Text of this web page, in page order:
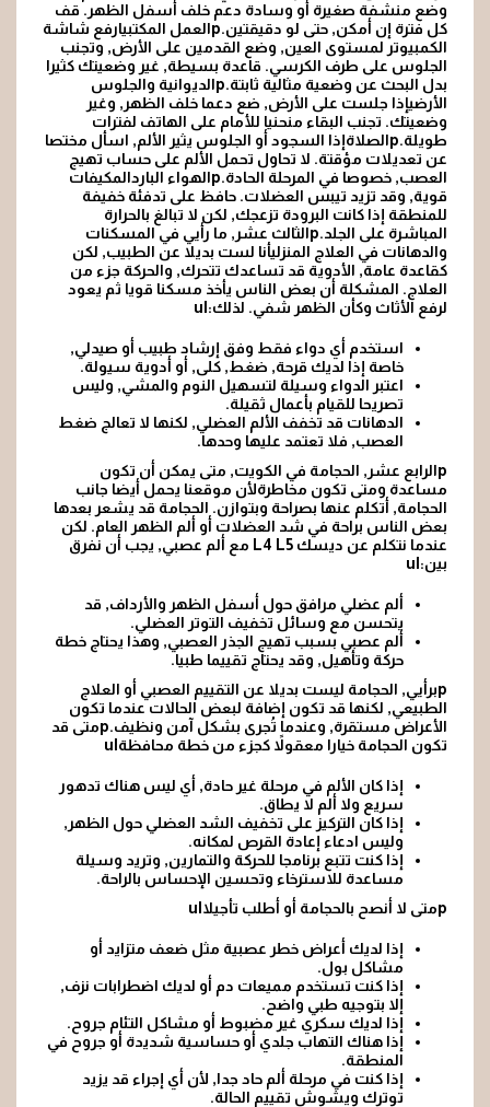
وضع منشفة صغيرة أو وسادة دعم خلف أسفل الظهر. قف
كل فترة إن أمكن, حتى لو دقيقتين.pالعمل المكتبيارفع شاشة
الكمبيوتر لمستوى العين, وضع القدمين على الأرض, وتجنب
الجلوس على طرف الكرسي. قاعدة بسيطة, غير وضعيتك كثيرا
بدل البحث عن وضعية مثالية ثابتة.pالديوانية والجلوس
الأرضيإذا جلست على الأرض, ضع دعما خلف الظهر, وغير
وضعيتك. تجنب البقاء منحنيا للأمام على الهاتف لفترات
طويلة.pالصلاةإذا السجود أو الجلوس يثير الألم, اسأل مختصا
عن تعديلات مؤقتة. لا تحاول تحمل الألم على حساب تهيج
العصب, خصوصا في المرحلة الحادة.pالهواء الباردالمكيفات
قوية, وقد تزيد تيبس العضلات. حافظ على تدفئة خفيفة
للمنطقة إذا كانت البرودة تزعجك, لكن لا تبالغ بالحرارة
المباشرة على الجلد.pالثالث عشر, ما رأيي في المسكنات
والدهانات في العلاج المنزليأنا لست بديلا عن الطبيب, لكن
كقاعدة عامة, الأدوية قد تساعدك تتحرك, والحركة جزء من
العلاج. المشكلة أن بعض الناس يأخذ مسكنا قويا ثم يعود
لرفع الأثاث وكأن الظهر شفي. لذلك:ul
استخدم أي دواء فقط وفق إرشاد طبيب أو صيدلي,
خاصة إذا لديك قرحة, ضغط, كلى, أو أدوية سيولة.
اعتبر الدواء وسيلة لتسهيل النوم والمشي, وليس
تصريحا للقيام بأعمال ثقيلة.
الدهانات قد تخفف الألم العضلي, لكنها لا تعالج ضغط
العصب, فلا تعتمد عليها وحدها.
pالرابع عشر, الحجامة في الكويت, متى يمكن أن تكون
مساعدة ومتى تكون مخاطرةلأن موقعنا يحمل أيضا جانب
الحجامة, أتكلم عنها بصراحة وبتوازن. الحجامة قد يشعر بعدها
بعض الناس براحة في شد العضلات أو ألم الظهر العام. لكن
عندما نتكلم عن ديسك L4 L5 مع ألم عصبي, يجب أن نفرق
بين:ul
ألم عضلي مرافق حول أسفل الظهر والأرداف, قد
يتحسن مع وسائل تخفيف التوتر العضلي.
ألم عصبي بسبب تهيج الجذر العصبي, وهذا يحتاج خطة
حركة وتأهيل, وقد يحتاج تقييما طبيا.
pبرأيي, الحجامة ليست بديلا عن التقييم العصبي أو العلاج
الطبيعي, لكنها قد تكون إضافة لبعض الحالات عندما تكون
الأعراض مستقرة, وعندما تُجرى بشكل آمن ونظيف.pمتى قد
تكون الحجامة خيارا معقولاً كجزء من خطة محافظةul
إذا كان الألم في مرحلة غير حادة, أي ليس هناك تدهور
سريع ولا ألم لا يطاق.
إذا كان التركيز على تخفيف الشد العضلي حول الظهر,
وليس ادعاء إعادة القرص لمكانه.
إذا كنت تتبع برنامجا للحركة والتمارين, وتريد وسيلة
مساعدة للاسترخاء وتحسين الإحساس بالراحة.
pمتى لا أنصح بالحجامة أو أطلب تأجيلاul
إذا لديك أعراض خطر عصبية مثل ضعف متزايد أو
مشاكل بول.
إذا كنت تستخدم مميعات دم أو لديك اضطرابات نزف,
إلا بتوجيه طبي واضح.
إذا لديك سكري غير مضبوط أو مشاكل التئام جروح.
إذا هناك التهاب جلدي أو حساسية شديدة أو جروح في
المنطقة.
إذا كنت في مرحلة ألم حاد جدا, لأن أي إجراء قد يزيد
توترك ويشوش تقييم الحالة.